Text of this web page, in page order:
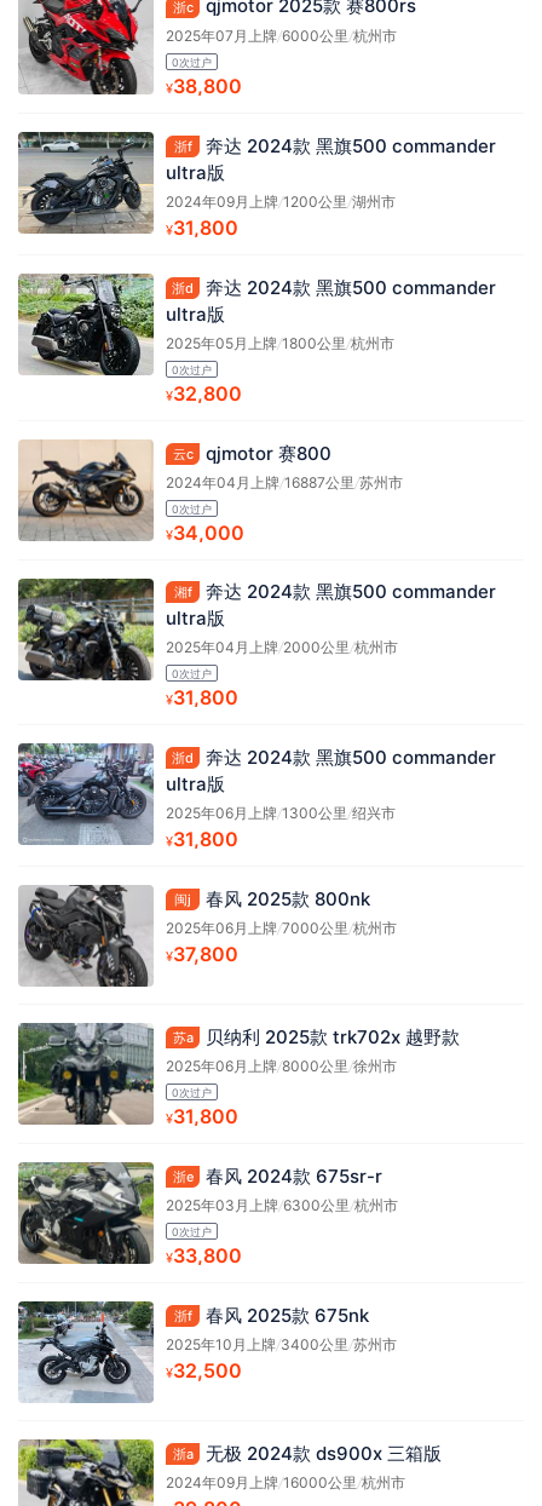
浙c qjmotor 2025款 赛800rs
2025年07月上牌/6000公里 /杭州市
0次过户
¥38,800
浙f
奔达 2024款 黑旗500 commander
ultra版
2024年09月上牌/1200公里 /湖州市
¥31,800
浙d
奔达 2024款 黑旗500 commander
ultra版
2025年05月上牌/1800公里 /杭州市
0次过户
¥32,800
云c qjmotor 赛800
2024年04月上牌/16887公里 /苏州市
0次过户
¥34,000
湘f
奔达 2024款 黑旗500 commander
ultra版
2025年04月上牌/2000公里/杭州市
0次过户
¥31,800
浙d
奔达 2024款 黑旗500 commander
ultra版
2025年06月上牌/1300公里/绍兴市
¥31,800
闽j 春风 2025款 800nk
2025年06月上牌/7000公里/杭州市
¥37,800
苏a 贝纳利 2025款 trk702x 越野款
2025年06月上牌/8000公里/徐州市
0次过户
¥31,800
浙e 春风 2024款 675sr-r
2025年03月上牌/6300公里/杭州市
0次过户
¥33,800
浙f 春风 2025款 675nk
2025年10月上牌/3400公里/苏州市
¥32,500
浙a 无极 2024款 ds900x 三箱版
2024年09月上牌/16000公里/杭州市